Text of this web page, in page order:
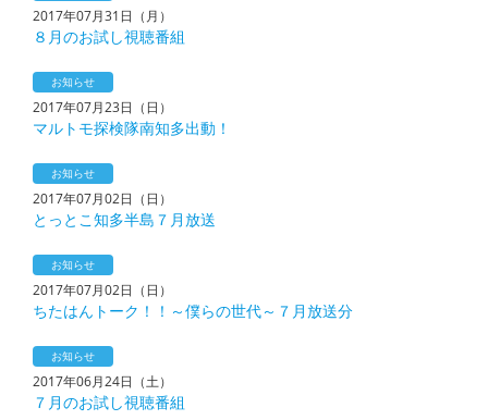
2017年07月31日（月）
８月のお試し視聴番組
お知らせ
2017年07月23日（日）
マルトモ探検隊南知多出動！
お知らせ
2017年07月02日（日）
とっとこ知多半島７月放送
お知らせ
2017年07月02日（日）
ちたはんトーク！！～僕らの世代～７月放送分
お知らせ
2017年06月24日（土）
７月のお試し視聴番組